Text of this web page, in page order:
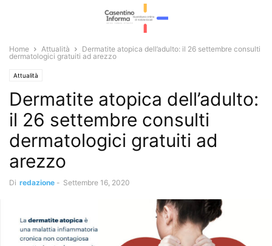
Home Attualità
Dermatite atopica dell’adulto: il 26 settembre consulti
dermatologici gratuiti ad arezzo
Attualità
Dermatite atopica dell’adulto:
il 26 settembre consulti
dermatologici gratuiti ad
arezzo
Di redazione - Settembre 16, 2020